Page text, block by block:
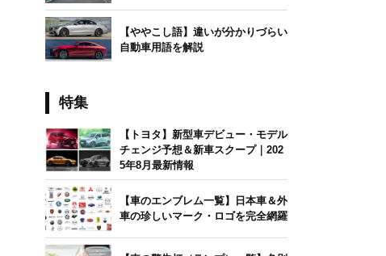
【ややこし語】違いが分かりづらい
自動車用語を解説
特集
【トヨタ】新型車デビュー・モデル
チェンジ予想＆新車スクープ｜202
5年8月最新情報
【車のエンブレム一覧】日本車＆外
車の珍しいマーク・ロゴを完全網羅